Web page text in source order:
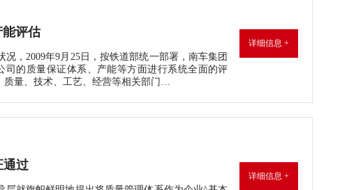
评估
，2009年9月25日，按铁道部统一部署，南车集团
的质量保证体系、产能等方面进行系统全面的评
质量、技术、工艺、经营等相关部门…
详细信息 +
通过
详细信息 +